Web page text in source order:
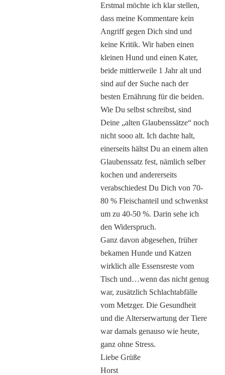
Erstmal möchte ich klar stellen,
dass meine Kommentare kein
Angriff gegen Dich sind und
keine Kritik. Wir haben einen
kleinen Hund und einen Kater,
beide mittlerweile 1 Jahr alt und
sind auf der Suche nach der
besten Ernährung für die beiden.
Wie Du selbst schreibst, sind
Deine „alten Glaubenssätze“ noch
nicht sooo alt. Ich dachte halt,
einerseits hältst Du an einem alten
Glaubenssatz fest, nämlich selber
kochen und andererseits
verabschiedest Du Dich von 70-
80 % Fleischanteil und schwenkst
um zu 40-50 %. Darin sehe ich
den Widerspruch.
Ganz davon abgesehen, früher
bekamen Hunde und Katzen
wirklich alle Essensreste vom
Tisch und…wenn das nicht genug
war, zusätzlich Schlachtabfälle
vom Metzger. Die Gesundheit
und die Alterserwartung der Tiere
war damals genauso wie heute,
ganz ohne Stress.
Liebe Grüße
Horst